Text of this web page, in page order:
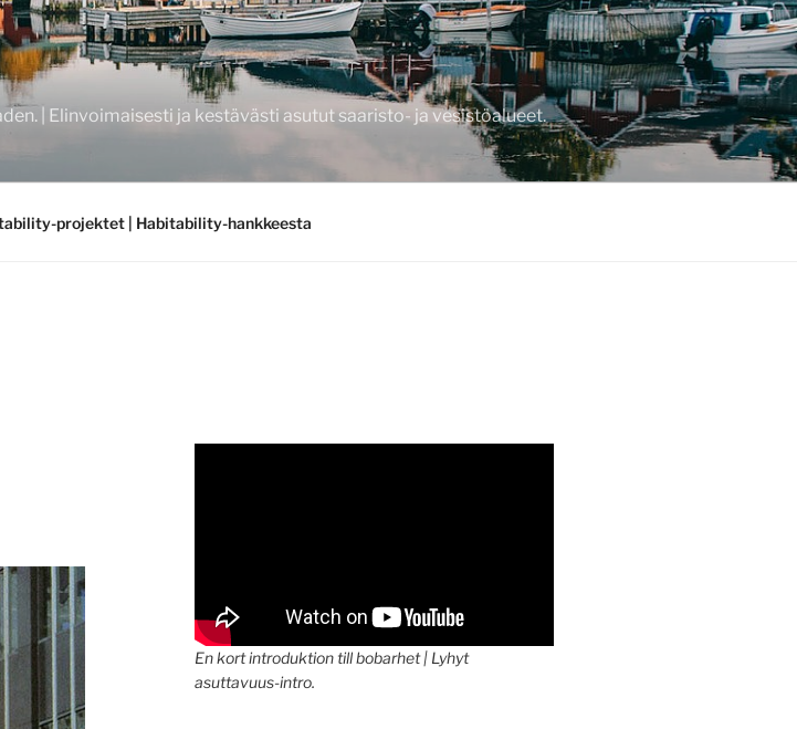
| Elinvoimaisesti ja kestävästi asutut saaristo- ja vesistöalueet.
projektet | Habitability-hankkeesta
En kort introduktion till bobarhet | Lyhyt
asuttavuus-intro.